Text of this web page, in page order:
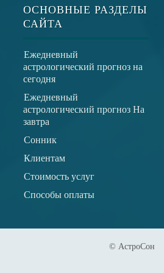
ОСНОВНЫЕ РАЗДЕЛЫ
САЙТА
Ежедневный
астрологический прогноз на
сегодня
Ежедневный
астрологический прогноз На
завтра
Сонник
Клиентам
Стоимость услуг
Способы оплаты
© АстроСон